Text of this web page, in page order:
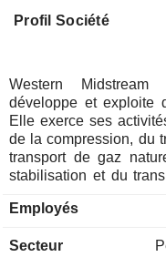
Profil Société
Western
développe et exploite
Elle exerce ses
de la compression, du
transport de gaz
stabilisation et du
l’élimination des eaux
du Delaware, dans
Employés
Secteur